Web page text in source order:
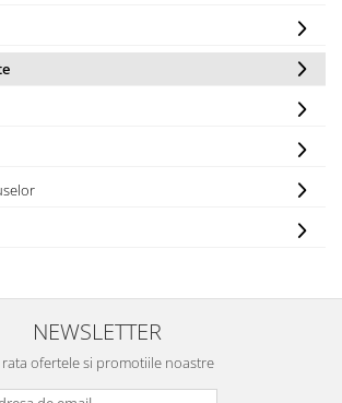
NEWSLETTER
rata ofertele si promotiile noastre